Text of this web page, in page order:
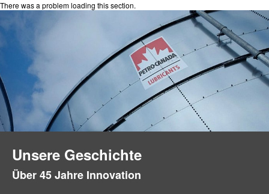
There was a problem loading this section.
Unsere Geschichte
Über 45 Jahre Innovation